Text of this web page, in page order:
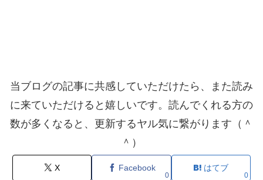
当ブログの記事に共感していただけたら、また読み
に来ていただけると嬉しいです。読んでくれる方の
数が多くなると、更新するヤル気に繋がります（＾
＾）
X Facebook
0
はてブ
0